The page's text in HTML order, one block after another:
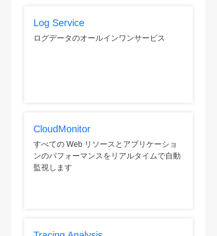
Log Service
ログデータのオールインワンサービス
CloudMonitor
すべての Web リソースとアプリケーショ
ンのパフォーマンスをリアルタイムで自動
監視します